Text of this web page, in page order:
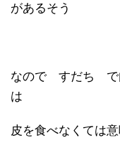
があるそう
なので すだち で
は
皮を食べなくては